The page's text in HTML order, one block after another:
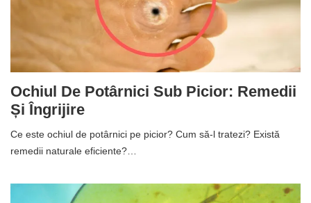
Ochiul De Potârnici Sub Picior: Remedii
Și Îngrijire
Ce este ochiul de potârnici pe picior? Cum să-l tratezi? Există
remedii naturale eficiente?…